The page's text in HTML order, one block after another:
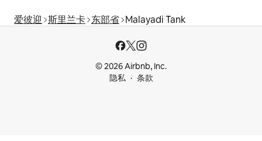
爱彼迎 斯里兰卡 东部省 Malayadi Tank
© 2026 Airbnb, Inc.
隐私
条款